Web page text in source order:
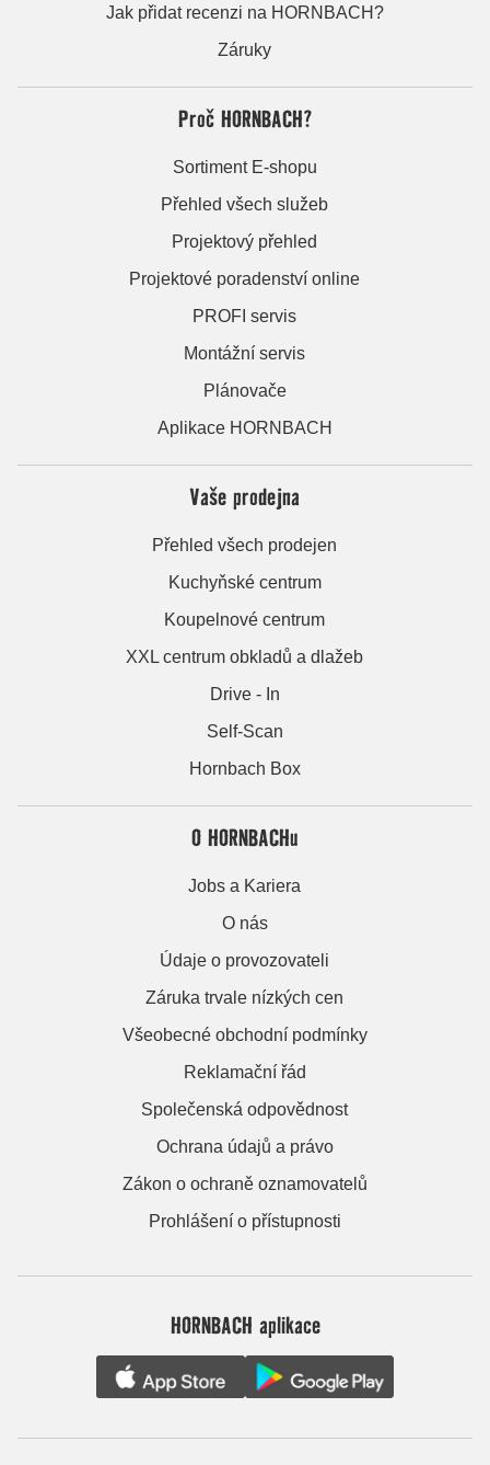
Jak přidat recenzi na HORNBACH?
Záruky
Proč HORNBACH?
Sortiment E-shopu
Přehled všech služeb
Projektový přehled
Projektové poradenství online
PROFI servis
Montážní servis
Plánovače
Aplikace HORNBACH
Vaše prodejna
Přehled všech prodejen
Kuchyňské centrum
Koupelnové centrum
XXL centrum obkladů a dlažeb
Drive - In
Self-Scan
Hornbach Box
O HORNBACHu
Jobs a Kariera
O nás
Údaje o provozovateli
Záruka trvale nízkých cen
Všeobecné obchodní podmínky
Reklamační řád
Společenská odpovědnost
Ochrana údajů a právo
Zákon o ochraně oznamovatelů
Prohlášení o přístupnosti
HORNBACH aplikace